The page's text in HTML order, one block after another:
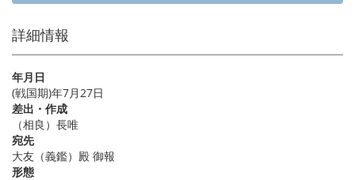
詳細情報
年月日
(戦国期)年7月27日
差出・作成
（相良）長唯
宛先
大友（義鑑）殿 御報
形態